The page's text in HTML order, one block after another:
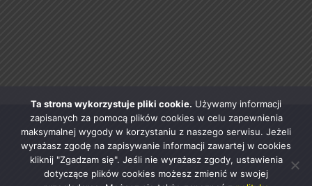
Ta strona wykorzystuje pliki cookie. Używamy informacji
zapisanych za pomocą plików cookies w celu zapewnienia
maksymalnej wygody w korzystaniu z naszego serwisu. Jeżeli
wyrażasz zgodę na zapisywanie informacji zawartej w cookies
kliknij "Zgadzam się". Jeśli nie wyrażasz zgody, ustawienia
dotyczące plików cookies możesz zmienić w swojej